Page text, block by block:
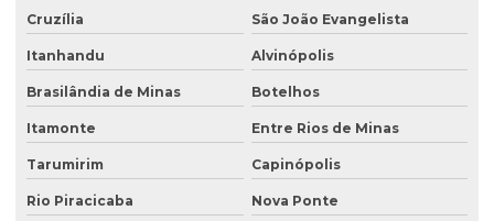
Serviço de consultoria ambiental
Serviço de desativação de tanque subterrâneo
Serviço de desativação de tanques
Serviço de licenciamento ambiental
Serviço de retirada de tanque subterrâneo
Cruzília São João Evangelista
Itanhandu Alvinópolis
Brasilândia de Minas Botelhos
Itamonte Entre Rios de Minas
Tarumirim Capinópolis
Rio Piracicaba Nova Ponte